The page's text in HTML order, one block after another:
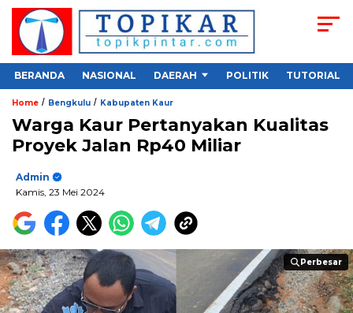
BERANDA NASIONAL DAERAH POLITIK TUTORIAL
Home / Bengkulu / Kabupaten Kaur
Warga Kaur Pertanyakan Kualitas
Proyek Jalan Rp40 Miliar
Admin
Kamis, 23 Mei 2024
Perbesar
Perbesar